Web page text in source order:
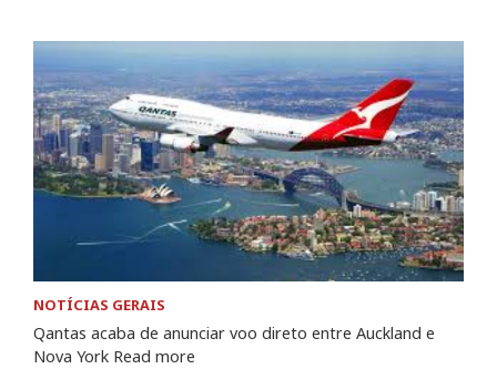
NOTÍCIAS GERAIS
Qantas acaba de anunciar voo direto entre Auckland e
Nova York Read more